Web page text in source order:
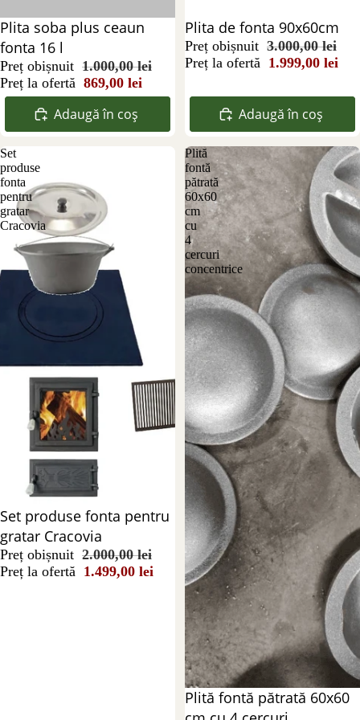
Reducere 13%
Plita soba plus ceaun
fonta 16 l
Preț obișnuit 1.000,00 lei
Preț la ofertă 869,00 lei
Adaugă în coș
Reducere 33%
Plita de fonta 90x60cm
Preț obișnuit 3.000,00 lei
Preț la ofertă 1.999,00 lei
Adaugă în coș
Set
produse
fonta
pentru
gratar
Cracovia
Reducere 25%
Set produse fonta pentru
gratar Cracovia
Preț obișnuit 2.000,00 lei
Preț la ofertă 1.499,00 lei
Plită
fontă
pătrată
60x60
cm
cu
4
cercuri
concentrice
Reducere 47%
Plită fontă pătrată 60x60